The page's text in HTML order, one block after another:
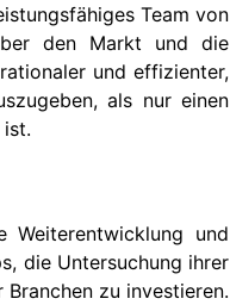
Team von
den Markt und die
und effizienter,
als nur einen
Weiterentwicklung und
die Untersuchung ihrer
zu investieren.